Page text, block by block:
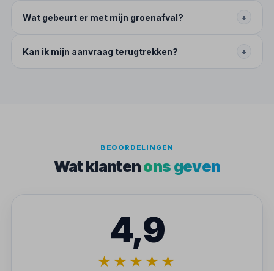
Wat gebeurt er met mijn groenafval? +
Kan ik mijn aanvraag terugtrekken? +
BEOORDELINGEN
Wat klantenons geven
4,9
★★★★★